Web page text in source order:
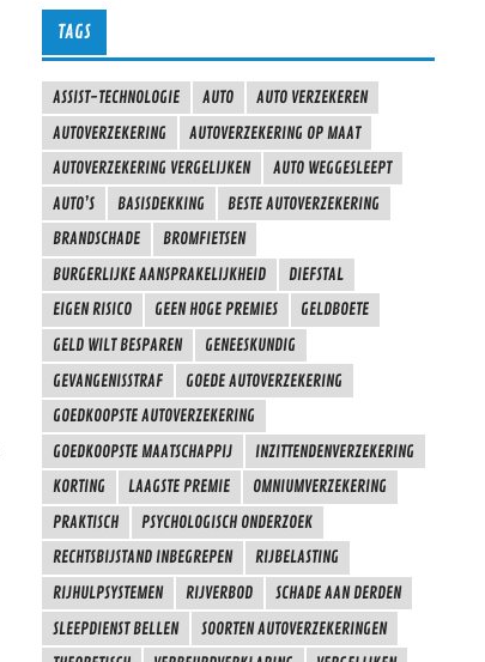
TAGS
ASSIST-TECHNOLOGIE AUTO
AUTO VERZEKEREN
AUTOVERZEKERING
AUTOVERZEKERING OP MAAT
AUTOVERZEKERING VERGELIJKEN
AUTO WEGGESLEEPT
AUTO’S
BASISDEKKING
BESTE AUTOVERZEKERING
BRANDSCHADE
BROMFIETSEN
BURGERLIJKE AANSPRAKELIJKHEID
DIEFSTAL
EIGEN RISICO
GEEN HOGE PREMIES
GELDBOETE
GELD WILT BESPAREN
GENEESKUNDIG
GEVANGENISSTRAF
GOEDE AUTOVERZEKERING
GOEDKOOPSTE AUTOVERZEKERING
GOEDKOOPSTE MAATSCHAPPIJ
INZITTENDENVERZEKERING
KORTING
LAAGSTE PREMIE
OMNIUMVERZEKERING
PRAKTISCH
PSYCHOLOGISCH ONDERZOEK
RECHTSBIJSTAND INBEGREPEN
RIJBELASTING
RIJHULPSYSTEMEN
RIJVERBOD
SCHADE AAN DERDEN
SLEEPDIENST BELLEN
SOORTEN AUTOVERZEKERINGEN